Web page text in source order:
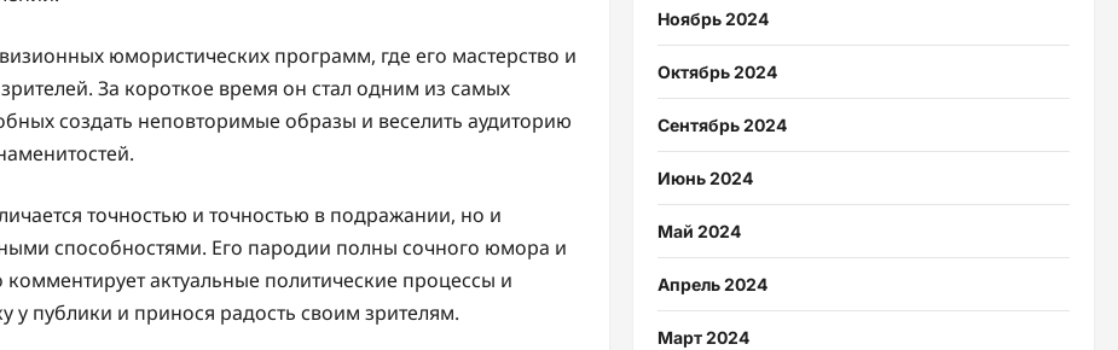
юмористических программ, где его мастерство и
За короткое время он стал одним из самых
создать неповторимые образы и веселить аудиторию
точностью и точностью в подражании, но и
способностями. Его пародии полны сочного юмора и
актуальные политические процессы и
публики и принося радость своим зрителям.
Ноябрь 2024
Октябрь 2024
Сентябрь 2024
Июнь 2024
Май 2024
Апрель 2024
Март 2024